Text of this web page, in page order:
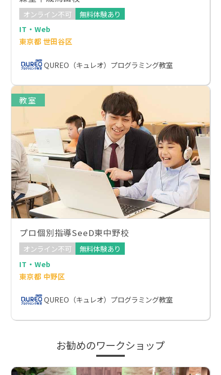
オンライン不可
無料体験あり
IT・Web
東京都 世田谷区
QUREO（キュレオ）プログラミング教室
教室
プロ個別指導SeeD東中野校
オンライン不可
無料体験あり
IT・Web
東京都 中野区
QUREO（キュレオ）プログラミング教室
お勧めのワークショップ